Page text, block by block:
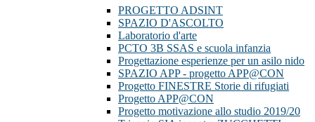
PROGETTO ADSINT
SPAZIO D'ASCOLTO
Laboratorio d'arte
PCTO 3B SSAS e scuola infanzia
Progettazione esperienze per un asilo nido
SPAZIO APP - progetto APP@CON
Progetto FINESTRE Storie di rifugiati
Progetto APP@CON
Progetto motivazione allo studio 2019/20